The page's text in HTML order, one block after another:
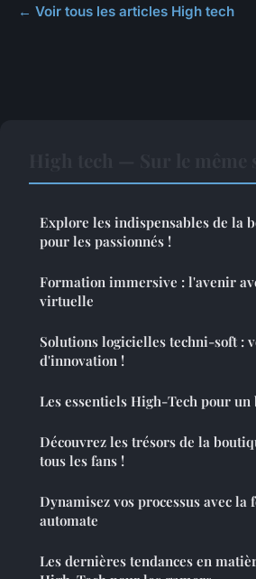
← Voir tous les articles High tech
Explore les indispensables de la
pour les passionnés !
Formation immersive : l'avenir
virtuelle
Solutions logicielles techni-soft :
d'innovation !
Les essentiels High-Tech pour
Découvrez les trésors de la
tous les fans !
Dynamisez vos processus avec
automate
Les dernières tendances en